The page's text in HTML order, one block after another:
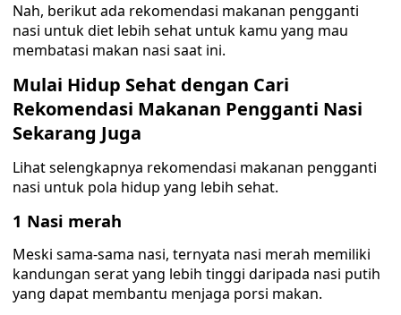
Nah, berikut ada rekomendasi makanan pengganti
nasi untuk diet lebih sehat untuk kamu yang mau
membatasi makan nasi saat ini.
Mulai Hidup Sehat dengan Cari
Rekomendasi Makanan Pengganti Nasi
Sekarang Juga
Lihat selengkapnya rekomendasi makanan pengganti
nasi untuk pola hidup yang lebih sehat.
1 Nasi merah
Meski sama-sama nasi, ternyata nasi merah memiliki
kandungan serat yang lebih tinggi daripada nasi putih
yang dapat membantu menjaga porsi makan.